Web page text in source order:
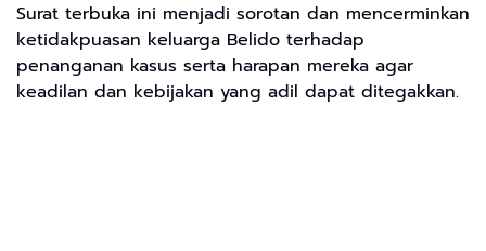
Surat terbuka ini menjadi sorotan dan mencerminkan
ketidakpuasan keluarga Belido terhadap
penanganan kasus serta harapan mereka agar
keadilan dan kebijakan yang adil dapat ditegakkan.